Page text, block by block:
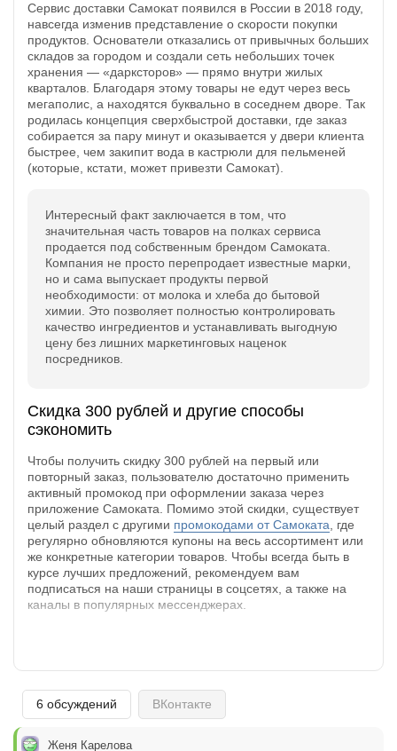
Сервис доставки Самокат появился в России в 2018 году,
навсегда изменив представление о скорости покупки
продуктов. Основатели отказались от привычных больших
складов за городом и создали сеть небольших точек
хранения — «дарксторов» — прямо внутри жилых
кварталов. Благодаря этому товары не едут через весь
мегаполис, а находятся буквально в соседнем дворе. Так
родилась концепция сверхбыстрой доставки, где заказ
собирается за пару минут и оказывается у двери клиента
быстрее, чем закипит вода в кастрюли для пельменей
(которые, кстати, может привезти Самокат).
Интересный факт заключается в том, что
значительная часть товаров на полках сервиса
продается под собственным брендом Самоката.
Компания не просто перепродает известные марки,
но и сама выпускает продукты первой
необходимости: от молока и хлеба до бытовой
химии. Это позволяет полностью контролировать
качество ингредиентов и устанавливать выгодную
цену без лишних маркетинговых наценок
посредников.
Скидка 300 рублей и другие способы
сэкономить
Чтобы получить скидку 300 рублей на первый или
повторный заказ, пользователю достаточно применить
активный промокод при оформлении заказа через
приложение Самоката. Помимо этой скидки, существует
целый раздел с другими промокодами от Самоката , где
регулярно обновляются купоны на весь ассортимент или
же конкретные категории товаров. Чтобы всегда быть в
курсе лучших предложений, рекомендуем вам
подписаться на наши страницы в соцсетях, а также на
каналы в популярных мессенджерах.
6 обсуждений ВКонтакте
Женя Карелова
Можешь предложить свои промокоды для публикации.
Открыть полностью